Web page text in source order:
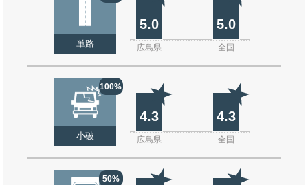
単路
5.0 5.0
広島県 全国
100%
小破
4.3 4.3
広島県 全国
50%